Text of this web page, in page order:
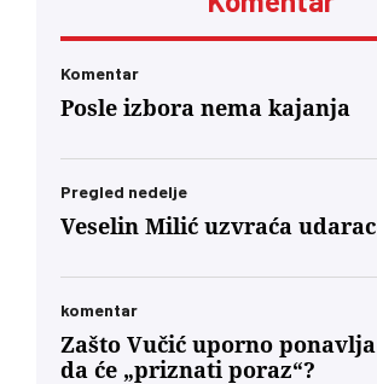
Komentar
Posle izbora nema kajanja
Pregled nedelje
Veselin Milić uzvraća udarac
komentar
Zašto Vučić uporno ponavlja
da će „priznati poraz“?